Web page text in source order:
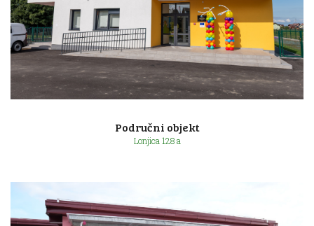
Ulica 7. svibnja 12a
Područni objekt
Lonjica 128 a